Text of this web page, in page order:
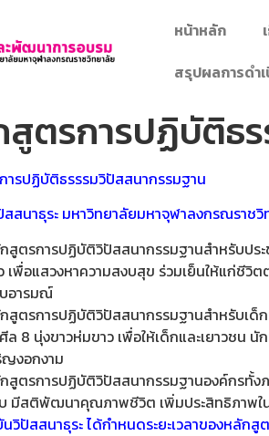
หน้าหลัก
สรุปผลการดำ
ตรการปฏิบัติธ
รปฏิบัติธรรรมวิปัสสนากรรมฐาน
สนาธุระ มหาวิทยาลัยมหาจุฬาลงกรณราช
สูตรการปฏิบัติวิปัสสนากรรมฐานสำหรับปร
เพื่อแสวงหาความสงบสุข ร่วมเย็นให้แก่ชี
อารมณ์
สูตรการปฏิบัติวิปัสสนากรรมฐานสำหรับเด็
ล 8 นุ่งขาวห่มขาว เพื่อให้เด็กและเยาวชน
ญงอกงาม
สูตรการปฏิบัติวิปัสสนากรรมฐานองค์กรทั้ง
มีสติพัฒนาคุณภาพชีวิต เพิ่มประสิทธิภาพใ
วิปัสสนาธุระ ได้กำหนดระยะเวลาของหลักสู